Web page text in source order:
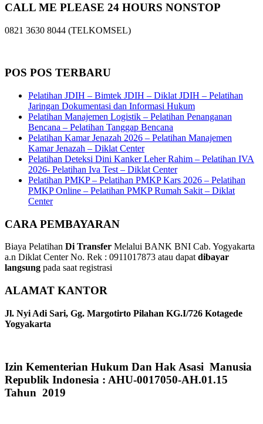
CALL ME PLEASE 24 HOURS NONSTOP
0821 3630 8044 (TELKOMSEL)
POS POS TERBARU
Pelatihan JDIH – Bimtek JDIH – Diklat JDIH – Pelatihan
Jaringan Dokumentasi dan Informasi Hukum
Pelatihan Manajemen Logistik – Pelatihan Penanganan
Bencana – Pelatihan Tanggap Bencana
Pelatihan Kamar Jenazah 2026 – Pelatihan Manajemen
Kamar Jenazah – Diklat Center
Pelatihan Deteksi Dini Kanker Leher Rahim – Pelatihan IVA
2026- Pelatihan Iva Test – Diklat Center
Pelatihan PMKP – Pelatihan PMKP Kars 2026 – Pelatihan
PMKP Online – Pelatihan PMKP Rumah Sakit – Diklat
Center
CARA PEMBAYARAN
Biaya Pelatihan Di Transfer Melalui BANK BNI Cab. Yogyakarta
a.n Diklat Center No. Rek : 0911017873 atau dapatdibayar
langsung pada saat registrasi
ALAMAT KANTOR
Jl. Nyi Adi Sari, Gg. Margotirto Pilahan KG.I/726 Kotagede
Yogyakarta
Izin Kementerian Hukum Dan Hak Asasi Manusia
Republik Indonesia : AHU-0017050-AH.01.15
Tahun 2019